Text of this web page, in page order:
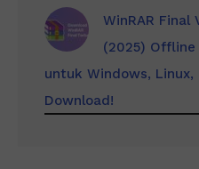
WinRAR Final
(2025) Offline
untuk Windows, Linux,
Download!